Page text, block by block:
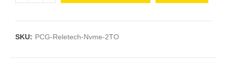
SKU: PCG-Reletech-Nvme-2TO